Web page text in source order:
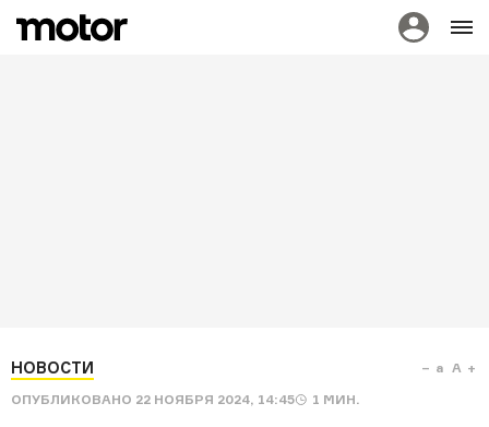
НОВОСТИ
ОПУБЛИКОВАНО 22 НОЯБРЯ 2024, 14:45 1 МИН.
a A